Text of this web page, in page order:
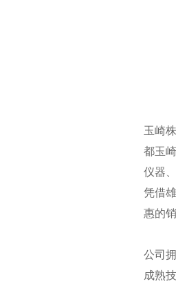
玉崎
都玉
仪器
凭借
惠的
公司
成熟